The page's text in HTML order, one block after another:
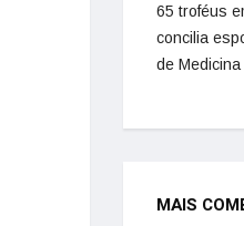
65 troféus
concilia
de Medicina
MAIS